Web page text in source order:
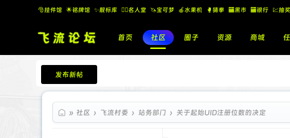
🎅挂件馆 🌟铭牌馆 ✨️靓标库 🧚‍♂️名人堂 🦄宝可梦 🍎水果机 🥊猜拳 🏧黑市 🏧银行 💹抽奖
首页 社区 圈子 资源 商城
发布新帖
飞流论坛
» 社区 › 飞流村委 › 站务部门 › 关于起始UID注册位数的决定